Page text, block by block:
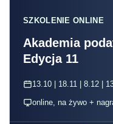
SZKOLENIE ONLINE
Akademia
Edycja 11
13.10 | 18.11 | 8.12 |
online, na żywo +